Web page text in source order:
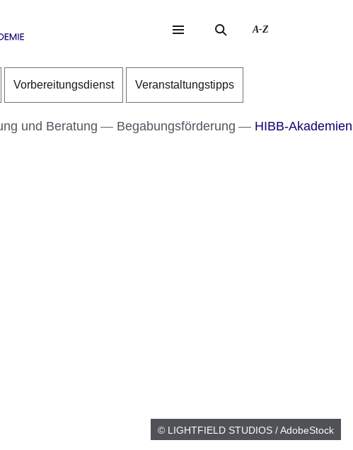
der Seite
der Seite
A-Z
Vorbereitungsdienst Veranstaltungstipps
und Beratung Begabungsförderung HIBB-Akademien
© LIGHTFIELD STUDIOS / AdobeStock